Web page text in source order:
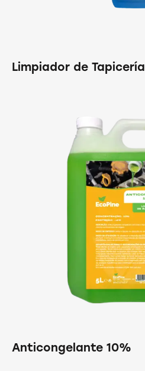
Limpiador de Tapicería
Anticongelante 10%